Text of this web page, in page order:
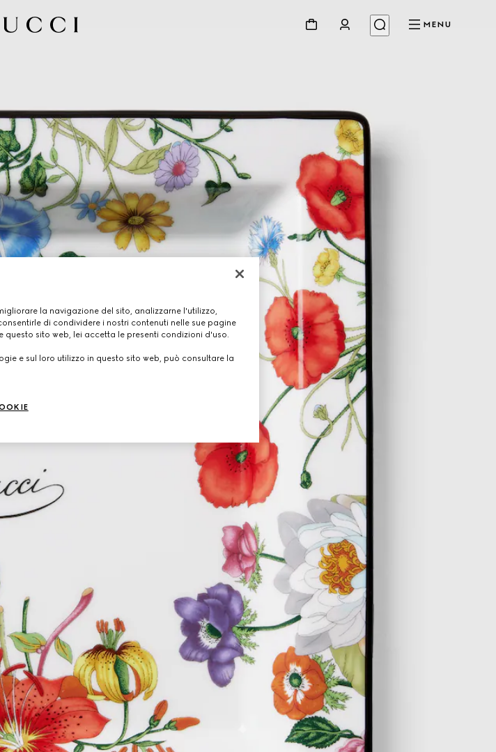
MENU
la navigazione del sito, analizzarne l'utilizzo,
di condividere i nostri contenuti nelle sue pagine
sito web, lei accetta le presenti condizioni d'uso.
e sul loro utilizzo in questo sito web, può consultare la